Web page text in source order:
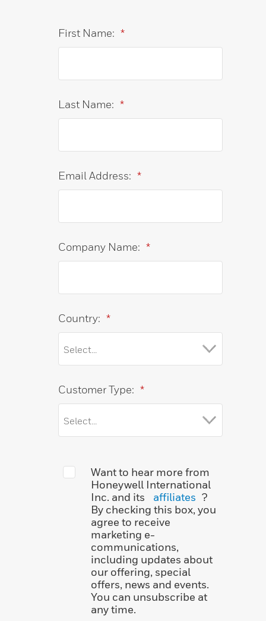
*
First Name:
*
Last Name:
*
Email Address:
*
Company Name:
*
Country:
*
Customer Type:
Want to hear more from
Honeywell International
Inc. and its
affiliates ?
By checking this box, you
agree to receive
marketing e-
communications,
including updates about
our offering, special
offers, news and events.
You can unsubscribe at
any time.